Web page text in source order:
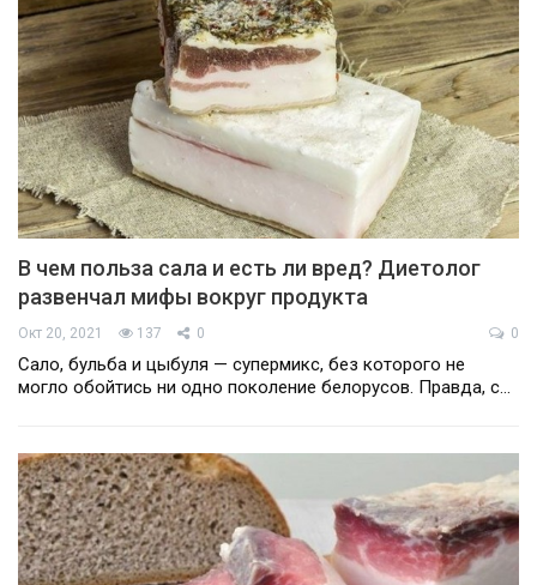
В чем польза сала и есть ли вред? Диетолог
развенчал мифы вокруг продукта
Окт 20, 2021 137 0 0
Сало, бульба и цыбуля — супермикс, без которого не
могло обойтись ни одно поколение белорусов. Правда, с…